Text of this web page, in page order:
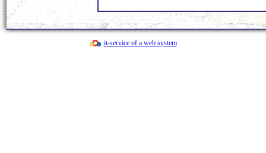
it-service of a web system